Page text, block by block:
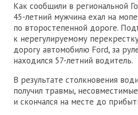
Как сообщили в региональной
45-летний мужчина ехал на
по второстепенной дороге.
к нерегулируемому
дорогу автомобилю Ford, за
находился 57-летний водитель.
В результате столкновения
получил травмы,
и скончался на месте до